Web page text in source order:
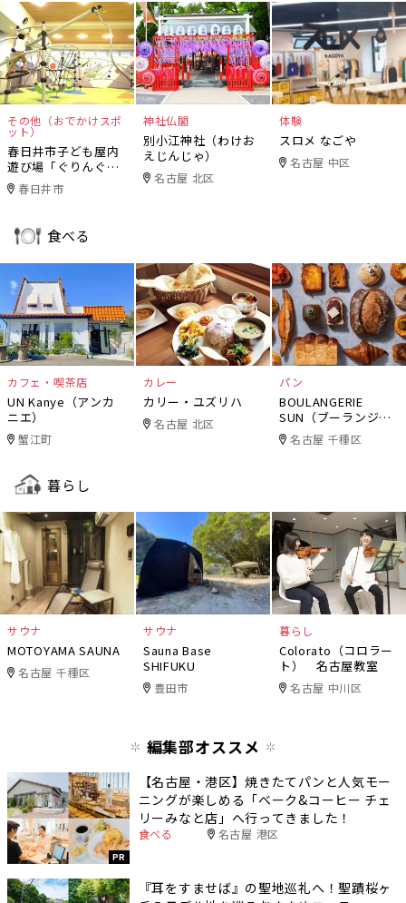
その他（おでかけスポ
ット）
春日井市子ども屋内
遊び場「ぐりんぐり
ん」春日井市
神社仏閣
別小江神社（わけお
えじんじゃ）
名古屋 北区
体験
スロメ なごや
名古屋 中区
食べる
カフェ・喫茶店
UN Kanye（アンカ
ニエ）
蟹江町
カレー
カリー・ユズリハ
名古屋 北区
パン
BOULANGERIE
SUN（ブーランジェ
リー・サン）
名古屋 千種区
暮らし
サウナ
MOTOYAMA SAUNA
名古屋 千種区
サウナ
Sauna Base
SHIFUKU
豊田市
暮らし
Colorato（コロラー
ト） 名古屋教室
名古屋 中川区
編集部オススメ
PR
【名古屋・港区】焼きたてパンと人気モー
ニングが楽しめる「ベーク&コーヒー チェ
リーみなと店」へ行ってきました！
食べる 名古屋 港区
『耳をすませば』の聖地巡礼へ！聖蹟桜ヶ